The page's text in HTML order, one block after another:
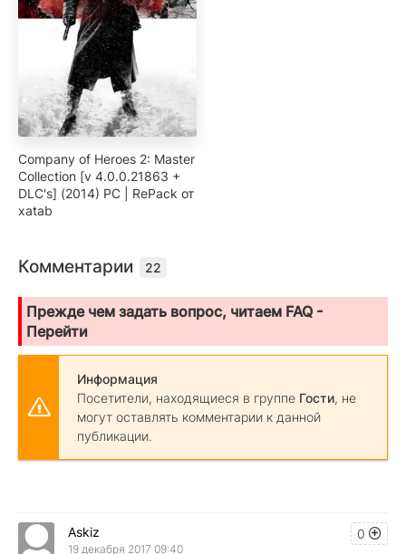
Company of Heroes 2: Master
Collection [v 4.0.0.21863 +
DLC's] (2014) PC | RePack от
xatab
Комментарии 22
Прежде чем задать вопрос, читаем FAQ -
Перейти
Информация
Посетители, находящиеся в группе Гости, не
могут оставлять комментарии к данной
публикации.
0
Askiz
19 декабря 2017 09:40